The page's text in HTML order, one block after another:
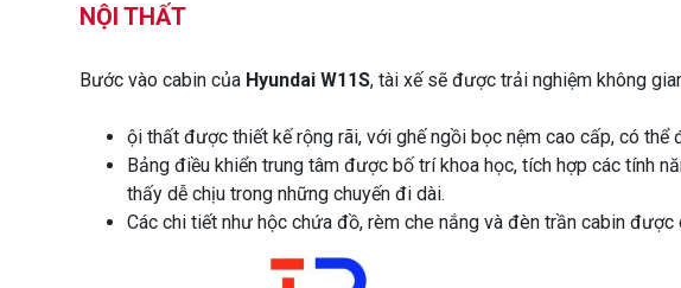
NỘI THẤT
Bước vào cabin của Hyundai W11S, tài xế sẽ được trải nghiệm không
ội thất được thiết kế rộng rãi, với ghế ngồi bọc nệm cao cấp, có
Bảng điều khiển trung tâm được bố trí khoa học, tích hợp các tính
thấy dễ chịu trong những chuyến đi dài.
Các chi tiết như hộc chứa đồ, rèm che nắng và đèn trần cabin